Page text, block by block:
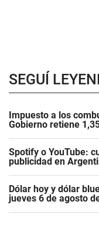
SEGUÍ
Impuesto a los
Gobierno retiene
Spotify o YouTube:
publicidad en
Dólar hoy y dólar
jueves 6 de agosto